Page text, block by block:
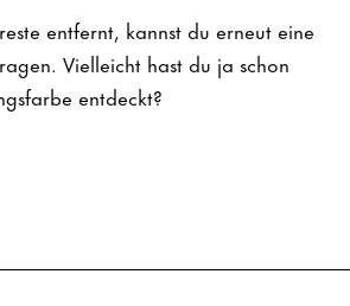
entfernt, kannst du erneut eine
Vielleicht hast du ja schon
entdeckt?